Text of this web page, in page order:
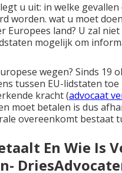
u uit: in welke gevallen
worden. wat u moet doen
Europees land? U zal
mogelijk om
wegen? Sinds 19
tussen EU-lidstaten
kracht (advocaat
moet betalen is dus
overeenkomt bestaat
En Wie Is